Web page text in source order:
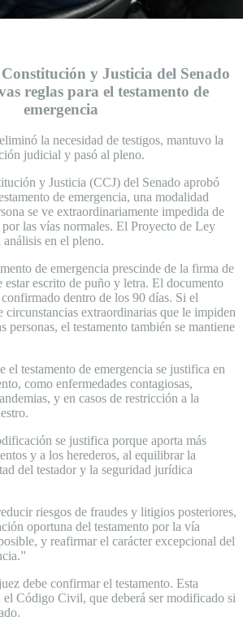
y Justicia del Senado
reglas para el testamento de
emergencia
la necesidad de testigos, mantuvo la
judicial y pasó al pleno.
y Justicia (CCJ) del Senado aprobó
de emergencia, una modalidad
se ve extraordinariamente impedida de
las vías normales. El Proyecto de Ley
en el pleno.
de emergencia prescinde de la firma de
estar escrito de puño y letra. El documento
dentro de los 90 días. Si el
circunstancias extraordinarias que le impiden
personas, el testamento también se mantiene
el testamento de emergencia se justifica en
como enfermedades contagiosas,
y en casos de restricción a la
se justifica porque aporta más
y a los herederos, al equilibrar la
del testador y la seguridad jurídica
riesgos de fraudes y litigios posteriores,
oportuna del testamento por la vía
y reafirmar el carácter excepcional del
debe confirmar el testamento. Esta
el Código Civil, que deberá ser modificado si